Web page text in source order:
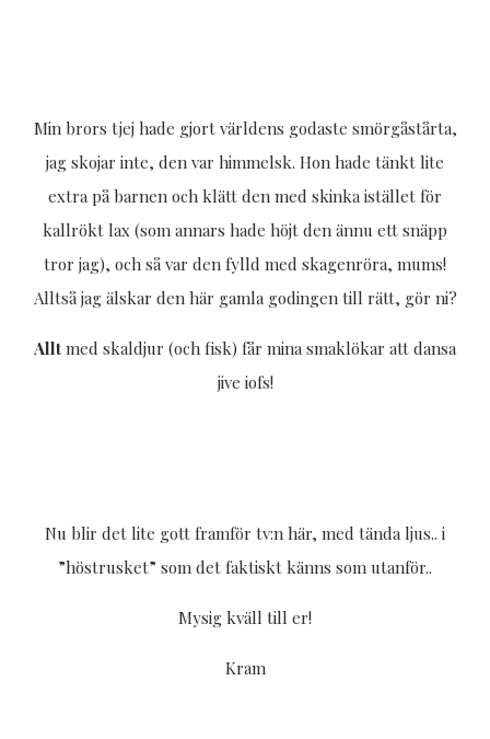
Min brors tjej hade gjort världens godaste smörgåstårta,
jag skojar inte, den var himmelsk. Hon hade tänkt lite
extra på barnen och klätt den med skinka istället för
kallrökt lax (som annars hade höjt den ännu ett snäpp
tror jag), och så var den fylld med skagenröra, mums!
Alltså jag älskar den här gamla godingen till rätt, gör ni?
Allt med skaldjur (och fisk) får mina smaklökar att dansa
jive iofs!
Nu blir det lite gott framför tv:n här, med tända ljus.. i
”höstrusket” som det faktiskt känns som utanför..
Mysig kväll till er!
Kram